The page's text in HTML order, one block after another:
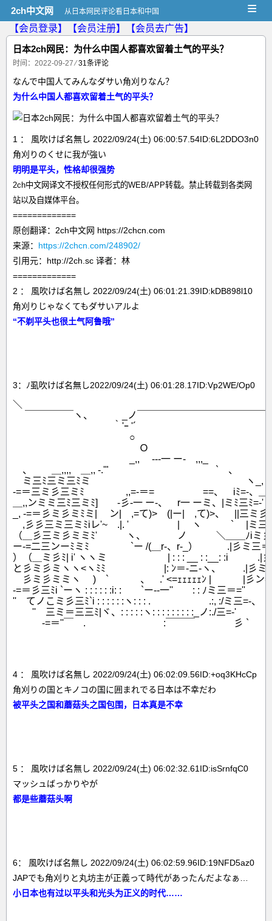
2ch中文网 从日本网民评论看日本和中国 ≡
【会员登录】 【会员注册】
【会员去广告】
日本2ch网民：为什么中国人都喜欢留着土气的平头？
时间：2022-09-27 ⁄31条评论
なんで中国人てみんなダサい角刈りなん？
为什么中国人都喜欢留着土气的平头？
1 ： 風吹けば名無し 2022/09/24(土) 06:00:57.54ID:6L2DDO3n0
角刈りのくせに我が強い
明明是平头，性格却很强势
2ch中文网译文不授权任何形式的WEB/APP转载。禁止转载到各类网
站以及自媒体平台。
=============
原创翻译：2ch中文网 https://2chcn.com
来源： https://2chcn.com/248902/
引用元：http://2ch.sc 译者：林
=============
2 ： 風吹けば名無し 2022/09/24(土) 06:01:21.39ID:kDB898l10
角刈りじゃなくてもダサいアルよ
“不剃平头也很土气阿鲁哦”
3：ﾉ虱吹けば名無し2022/09/24(土) 06:01:28.17ID:Vp2WE/Op0
＼
￣￣￣￣￣ヽ、　　　_ノ￣￣￣￣￣￣￣￣￣￣￣￣￣
｀'ｰ '´
○
Ｏ
_,, 　---一 ー-　,,,_
、　　＿,,,,　＿,, -.'"　　　　　　　　　　　`　、
ミ三ﾐ三ミ三ﾐミ　　　　　　　　　　　　　　　　ヽ_,
-=＝三ミ彡三ミﾐ　　　　 ,,=-＝=　　　　　==、　iﾐ=-、＿
＿,,ンミミ三ﾐ三ミﾐ]　　-彡-一 ー-、　r一 ーミ、|ミﾐ三ﾐ=-'
_, -=＝彡ミ彡ミﾐミ|　 ン|　,=て)>　(|ー|　,て)>、　||三ミ彡
,彡彡三ミ三ミﾐiレ'~　.|. '　　　　　|　 ヽ　　　`　 |ミ三
（＿彡三ミ彡ミミﾐ'　　　ヽ、　　　 ノ　　　＼＿＿ﾉiミ
ー-=二三ンーﾐミﾐ　　　　 `ー /(＿r-、r-_）　　　.|彡ミ三
）（＿ミ彡ﾐ| i' ヽヽミ　　　　　　 | : : : __ : :__: :i　　　.|
と彡ミ彡ミヽヽ<ヽﾐﾐ　　　　　　|: ﾝ＝-ニ-ヽ、　　 .|彡ミ
彡ミ彡ミミヽ 　)　`　　　 、　.' <=ｪｪｪｪｪﾝ |　　　 |彡ン
-=＝彡三ﾐi `ーヽ : : : : : :i: :　　`ー--一''　　: : ﾉミ三＝=''
''　てノこミ彡三ﾐ`i : : : : : :ヽ: : : .　　　　　　.:, :/ミ三=-、
''　三ミ＝三三ﾐ|ヾ、: : : : :ヽ: : : : : : : : :_ノ:./三=-'
-=＝''￣　.　　　　　　　　:￣￣￣　　　　彡 `
4 ： 風吹けば名無し 2022/09/24(土) 06:02:09.56ID:+oq3KHcCp
角刈りの国とキノコの国に囲まれでる日本は不幸だわ
被平头之国和蘑菇头之国包围，日本真是不幸
5 ： 風吹けば名無し 2022/09/24(土) 06:02:32.61ID:isSrnfqC0
マッシュばっかりやが
都是些蘑菇头啊
6： 風吹けば名無し 2022/09/24(土) 06:02:59.96ID:19NFD5az0
JAPでも角刈りと丸坊主が正義って時代があったんだよなぁ…
小日本也有过以平头和光头为正义的时代……